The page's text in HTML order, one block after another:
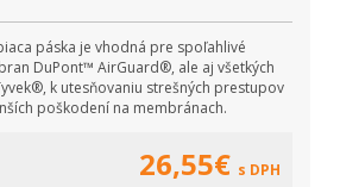
páska je vhodná pre spoľahlivé
DuPont™ AirGuard®, ale aj všetkých
k utesňovaniu strešných prestupov
poškodení na membránach.
26,55€ s DPH